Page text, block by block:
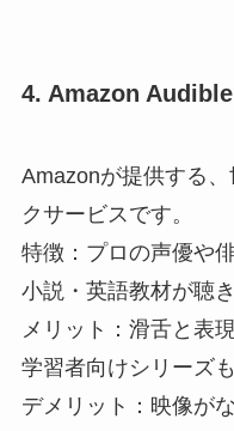
4. Amazon Audible
Amazonが提供する
クサービスです。
特徴：プロの声優や
小説・英語教材が聴き
メリット：滑舌と表
学習者向けシリーズも
デメリット：映像が